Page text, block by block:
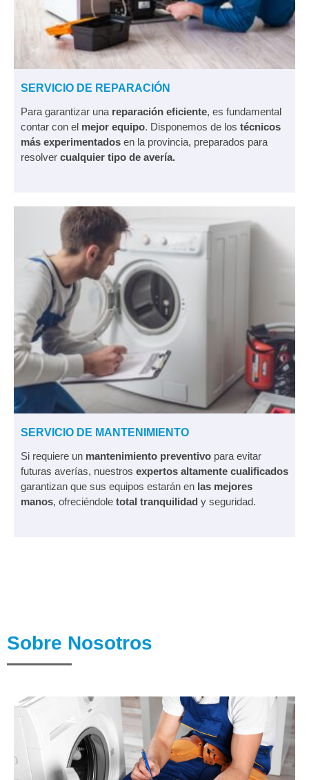
SERVICIO DE REPARACIÓN
Para garantizar una reparación eficiente, es fundamental
contar con el mejor equipo. Disponemos de los técnicos
más experimentados en la provincia, preparados para
resolver cualquier tipo de avería.
SERVICIO DE MANTENIMIENTO
Si requiere un mantenimiento preventivo para evitar
futuras averías, nuestros expertos altamente cualificados
garantizan que sus equipos estarán en las mejores
manos, ofreciéndole total tranquilidad y seguridad.
Sobre Nosotros